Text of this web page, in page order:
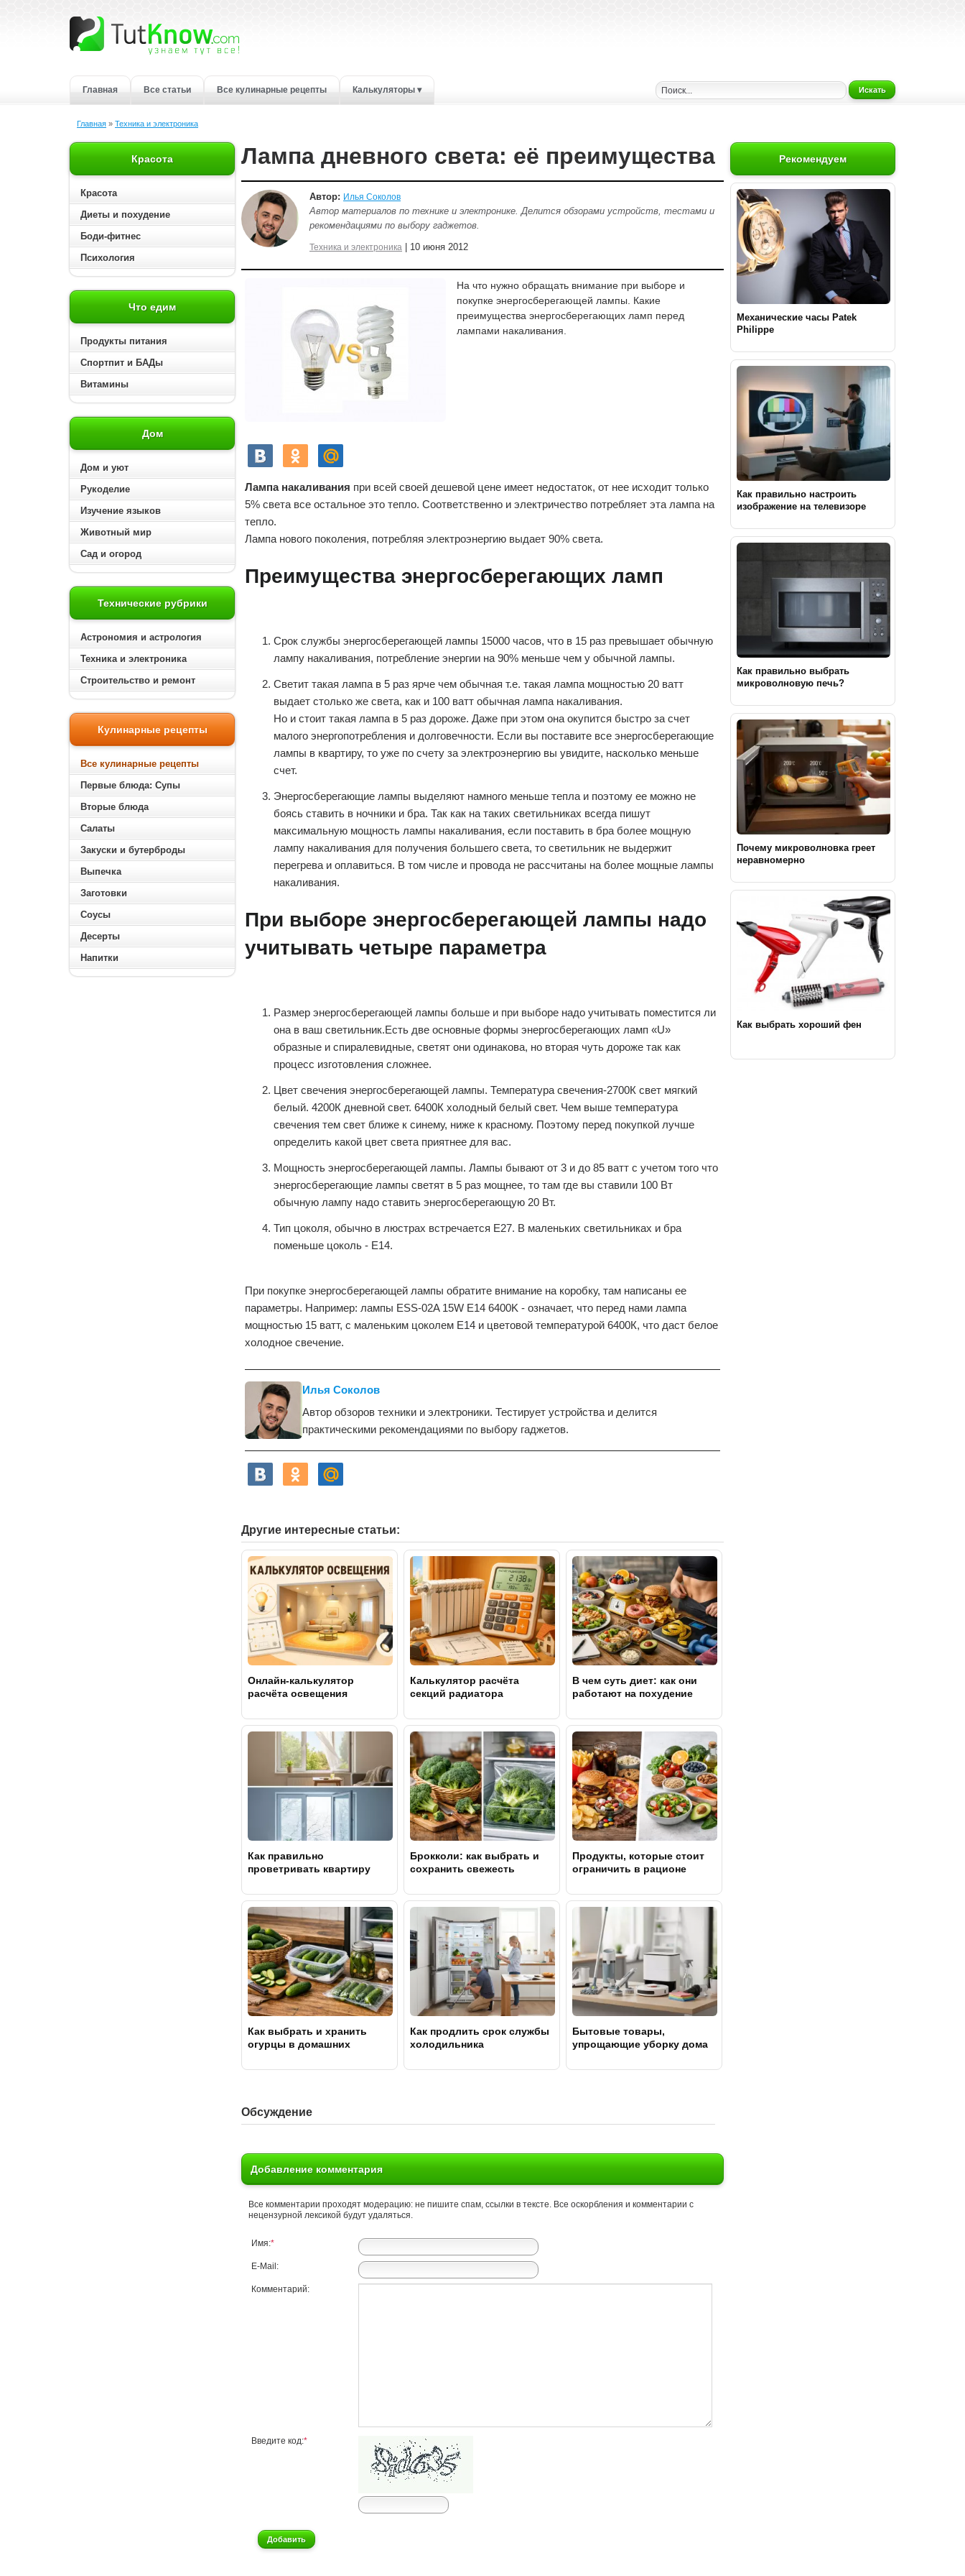
Главная Все статьи Все кулинарные рецепты Калькуляторы ▾ Искать
Главная » Техника и электроника
Красота
Красота
Диеты и похудение
Боди-фитнес
Психология
Что едим
Продукты питания
Спортпит и БАДы
Витамины
Дом
Дом и уют
Рукоделие
Изучение языков
Животный мир
Сад и огород
Технические рубрики
Астрономия и астрология
Техника и электроника
Строительство и ремонт
Кулинарные рецепты
Все кулинарные рецепты
Первые блюда: Супы
Вторые блюда
Салаты
Закуски и бутерброды
Выпечка
Заготовки
Соусы
Десерты
Напитки
Рекомендуем
Механические часы Patek
Philippe
Как правильно настроить
изображение на телевизоре
Как правильно выбрать
микроволновую печь?
Почему микроволновка греет
неравномерно
Как выбрать хороший фен
Лампа дневного света: её преимущества
Автор: Илья Соколов
Автор материалов по технике и электронике. Делится обзорами устройств, тестами и
рекомендациями по выбору гаджетов.
Техника и электроника | 10 июня 2012
На что нужно обращать внимание при выборе и
покупке энергосберегающей лампы. Какие
преимущества энергосберегающих ламп перед
лампами накаливания.
Лампа накаливания при всей своей дешевой цене имеет недостаток, от нее исходит только
5% света все остальное это тепло. Соответственно и электричество потребляет эта лампа на
тепло.
Лампа нового поколения, потребляя электроэнергию выдает 90% света.
Преимущества энергосберегающих ламп
Срок службы энергосберегающей лампы 15000 часов, что в 15 раз превышает обычную
лампу накаливания, потребление энергии на 90% меньше чем у обычной лампы.
Светит такая лампа в 5 раз ярче чем обычная т.е. такая лампа мощностью 20 ватт
выдает столько же света, как и 100 ватт обычная лампа накаливания.
Но и стоит такая лампа в 5 раз дороже. Даже при этом она окупится быстро за счет
малого энергопотребления и долговечности. Если вы поставите все энергосберегающие
лампы в квартиру, то уже по счету за электроэнергию вы увидите, насколько меньше
счет.
Энергосберегающие лампы выделяют намного меньше тепла и поэтому ее можно не
боясь ставить в ночники и бра. Так как на таких светильниках всегда пишут
максимальную мощность лампы накаливания, если поставить в бра более мощную
лампу накаливания для получения большего света, то светильник не выдержит
перегрева и оплавиться. В том числе и провода не рассчитаны на более мощные лампы
накаливания.
При выборе энергосберегающей лампы надо
учитывать четыре параметра
Размер энергосберегающей лампы больше и при выборе надо учитывать поместится ли
она в ваш светильник.Есть две основные формы энергосберегающих ламп «U»
образные и спиралевидные, светят они одинакова, но вторая чуть дороже так как
процесс изготовления сложнее.
Цвет свечения энергосберегающей лампы. Температура свечения-2700К свет мягкий
белый. 4200К дневной свет. 6400К холодный белый свет. Чем выше температура
свечения тем свет ближе к синему, ниже к красному. Поэтому перед покупкой лучше
определить какой цвет света приятнее для вас.
Мощность энергосберегающей лампы. Лампы бывают от 3 и до 85 ватт с учетом того что
энергосберегающие лампы светят в 5 раз мощнее, то там где вы ставили 100 Вт
обычную лампу надо ставить энергосберегающую 20 Вт.
Тип цоколя, обычно в люстрах встречается Е27. В маленьких светильниках и бра
поменьше цоколь - Е14.
При покупке энергосберегающей лампы обратите внимание на коробку, там написаны ее
параметры. Например: лампы ESS-02A 15W E14 6400K - означает, что перед нами лампа
мощностью 15 ватт, с маленьким цоколем Е14 и цветовой температурой 6400К, что даст белое
холодное свечение.
Илья Соколов
Автор обзоров техники и электроники. Тестирует устройства и делится
практическими рекомендациями по выбору гаджетов.
Другие интересные статьи:
Онлайн-калькулятор
расчёта освещения
Калькулятор расчёта
секций радиатора
В чем суть диет: как они
работают на похудение
Как правильно
проветривать квартиру
Брокколи: как выбрать и
сохранить свежесть
Продукты, которые стоит
ограничить в рационе
Как выбрать и хранить
огурцы в домашних
Как продлить срок службы
холодильника
Бытовые товары,
упрощающие уборку дома
Обсуждение
Добавление комментария
Все комментарии проходят модерацию: не пишите спам, ссылки в тексте. Все оскорбления и комментарии с
нецензурной лексикой будут удаляться.
Имя:*
E-Mail:
Комментарий:
Введите код:*
Добавить